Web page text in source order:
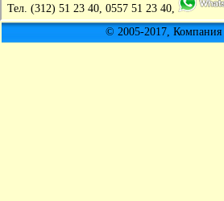
Тел. (312) 51 23 40, 0557 51 23 40,
© 2005-2017, Компания